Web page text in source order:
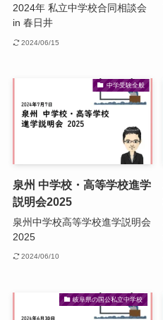
2024年 私立中学校合同相談会
in 春日井
2024/06/15
中学受験全般
泉州 中学校・高等学校進学
説明会2025
泉州中学校高等学校進学説明会
2025
2024/06/10
岐阜県の国公私立中学校